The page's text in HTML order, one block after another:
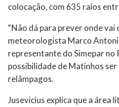
colocação, com 635 raios
“Não dá para prever onde vai
meteorologista Marco
representante do Simepar no
possibilidade de Matinhos
relâmpagos.
Jusevicius explica que a área